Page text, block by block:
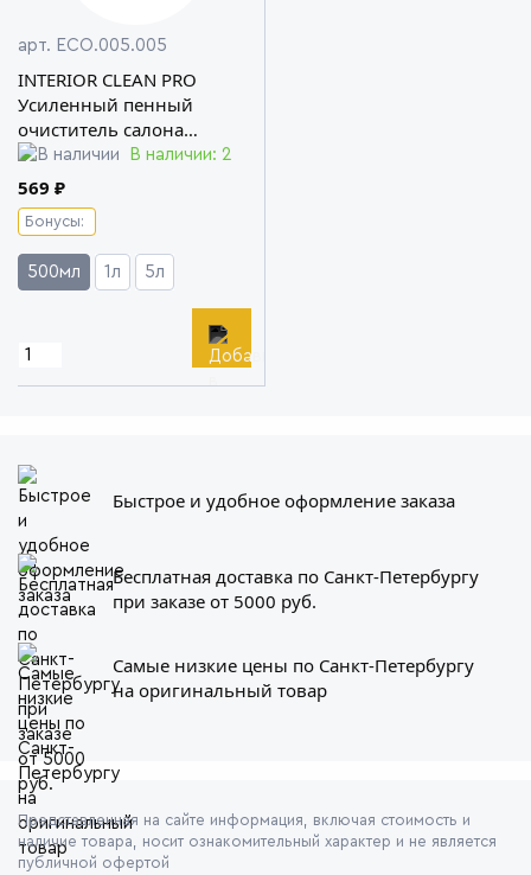
арт. ECO.005.005
INTERIOR CLEAN PRO
Усиленный пенный
очиститель салона
автомобиля KRYTEX
ECOCLEAN
В наличии: 2
569 ₽
Бонусы:
500мл 1л 5л
Быстрое и удобное оформление заказа
Бесплатная доставка по Санкт-Петербургу
при заказе от 5000 руб.
Самые низкие цены по Санкт-Петербургу
на оригинальный товар
Представленная на сайте информация, включая стоимость и
наличие товара, носит ознакомительный характер и не является
публичной офертой